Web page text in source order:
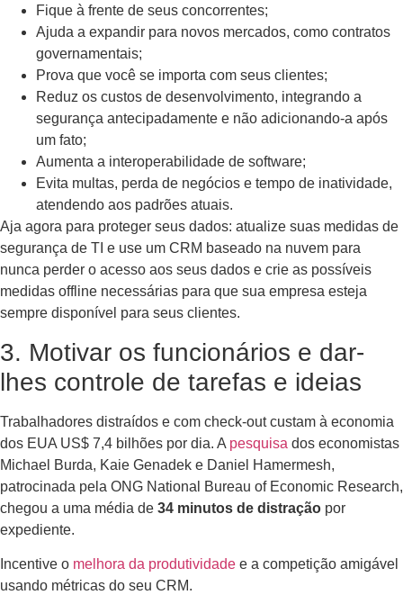
Fique à frente de seus concorrentes;
Ajuda a expandir para novos mercados, como contratos
governamentais;
Prova que você se importa com seus clientes;
Reduz os custos de desenvolvimento, integrando a
segurança antecipadamente e não adicionando-a após
um fato;
Aumenta a interoperabilidade de software;
Evita multas, perda de negócios e tempo de inatividade,
atendendo aos padrões atuais.
Aja agora para proteger seus dados: atualize suas medidas de
segurança de TI e use um CRM baseado na nuvem para
nunca perder o acesso aos seus dados e crie as possíveis
medidas offline necessárias para que sua empresa esteja
sempre disponível para seus clientes.
3. Motivar os funcionários e dar-
lhes controle de tarefas e ideias
Trabalhadores distraídos e com check-out custam à economia
dos EUA US$ 7,4 bilhões por dia. A pesquisa dos economistas
Michael Burda, Kaie Genadek e Daniel Hamermesh,
patrocinada pela ONG National Bureau of Economic Research,
chegou a uma média de 34 minutos de distração por
expediente.
Incentive o melhora da produtividade e a competição amigável
usando métricas do seu CRM.